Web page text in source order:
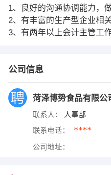
1、良好的沟通协调能力，
2、有丰富的生产型企业相
3、有两年以上会计主管工
公司信息
菏泽博势食品有限公
联系人： 人事部
联系电话： ****
公司地址：